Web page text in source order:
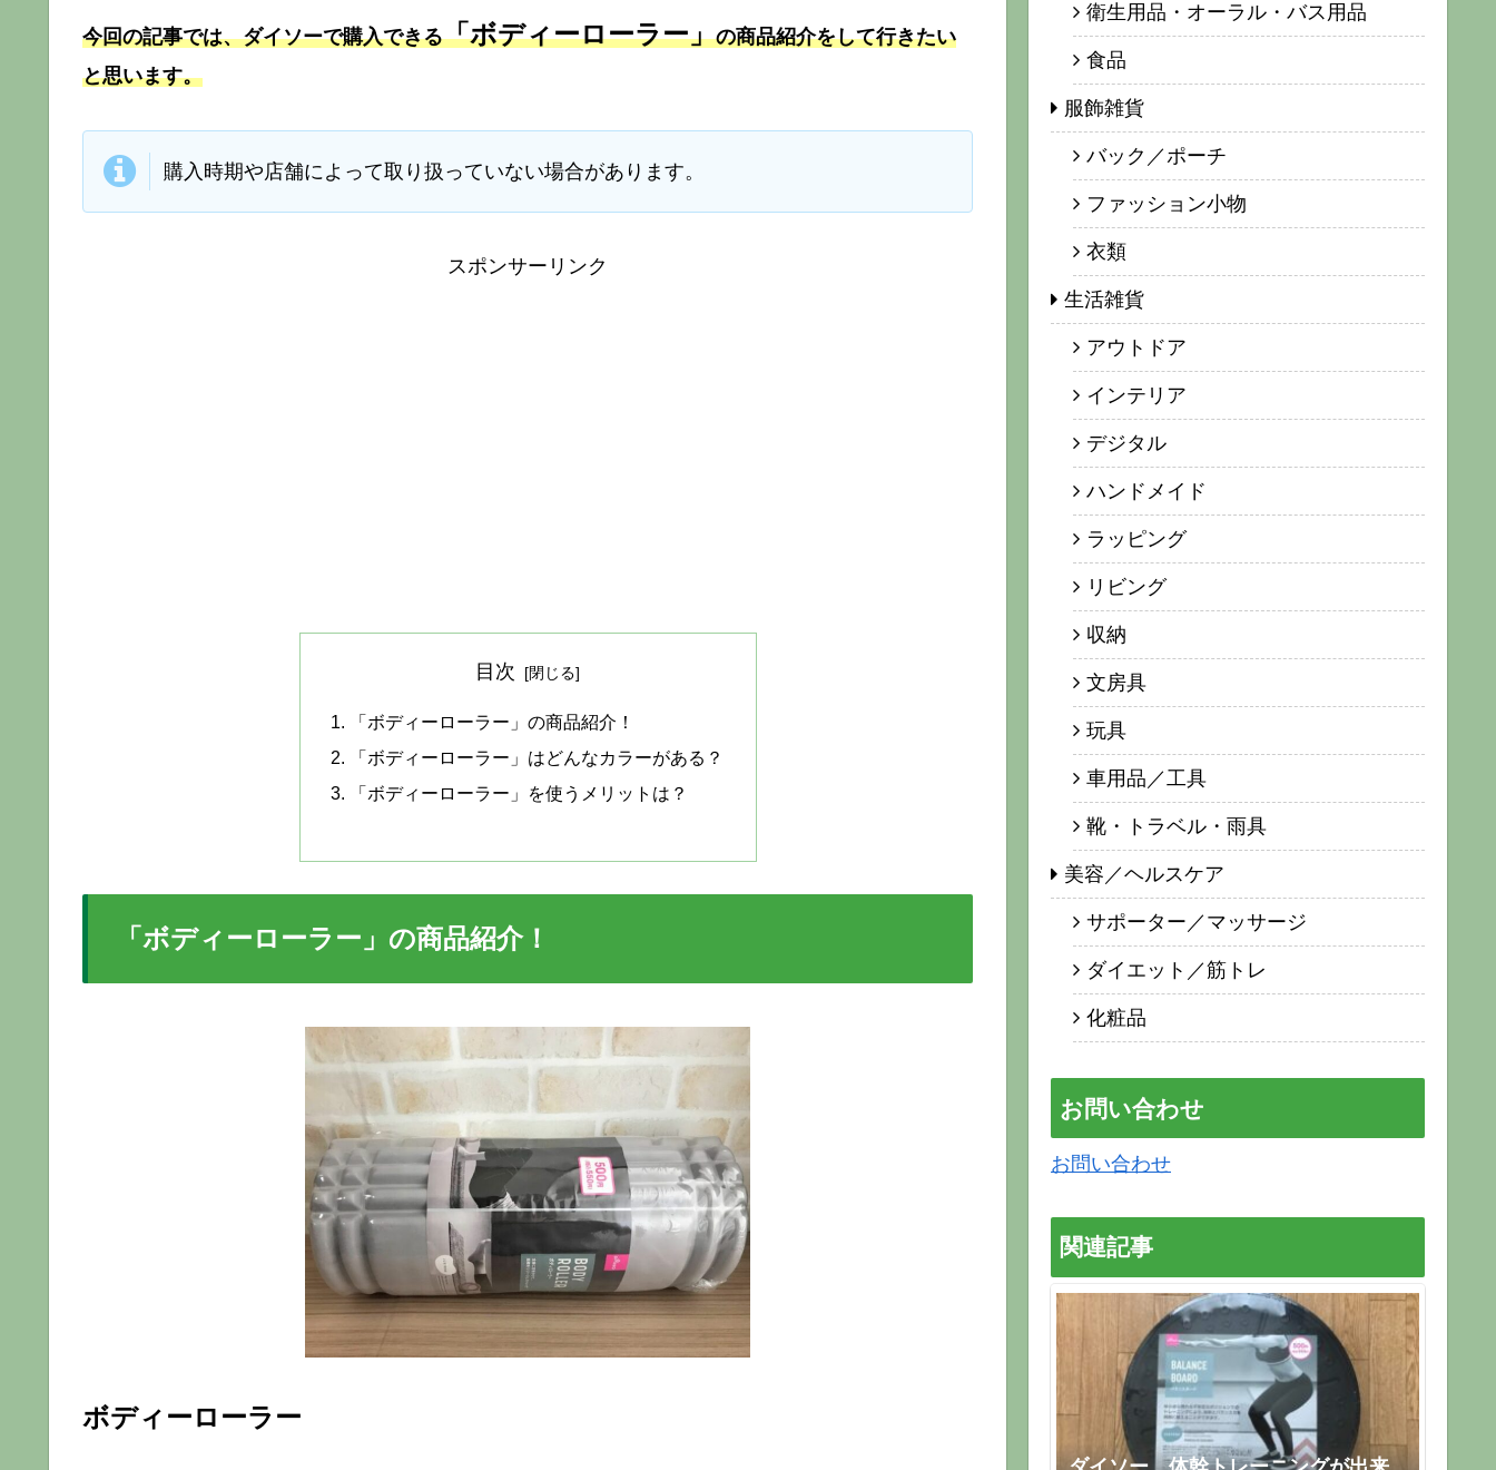
今回の記事では、ダイソーで購入できる「ボディーローラー」の商品紹介をして行きたい
と思います。
購入時期や店舗によって取り扱っていない場合があります。
スポンサーリンク
目次
「ボディーローラー」の商品紹介！
「ボディーローラー」はどんなカラーがある？
「ボディーローラー」を使うメリットは？
「ボディーローラー」の商品紹介！
ボディーローラー
衛生用品・オーラル・バス用品
食品
服飾雑貨
バック／ポーチ
ファッション小物
衣類
生活雑貨
アウトドア
インテリア
デジタル
ハンドメイド
ラッピング
リビング
収納
文房具
玩具
車用品／工具
靴・トラベル・雨具
美容／ヘルスケア
サポーター／マッサージ
ダイエット／筋トレ
化粧品
お問い合わせ
お問い合わせ
関連記事